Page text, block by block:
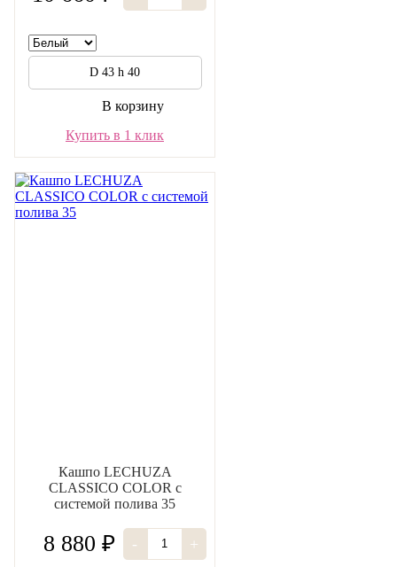
D 43 h 40
В корзину
Купить в 1 клик
Кашпо LECHUZA
CLASSICO COLOR с
системой полива 35
8 880 ₽ - +